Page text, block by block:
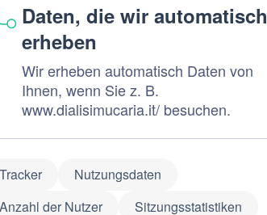
Daten, die wir automatisch
erheben
Wir erheben automatisch Daten von
Ihnen, wenn Sie z. B.
www.dialisimucaria.it/ besuchen.
Tracker
Nutzungsdaten
Anzahl der Nutzer
Sitzungsstatistiken